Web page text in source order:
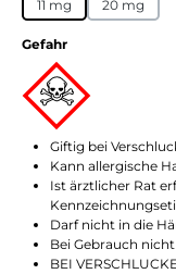
11 mg 20 mg
Gefahr
Giftig bei
Kann allergische
Ist ärztlicher Rat
Darf nicht in die
Bei Gebrauch
BEI